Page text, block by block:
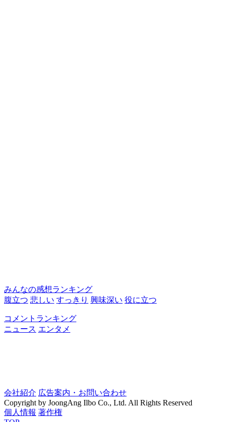
みんなの感想ランキング
腹立つ 悲しい すっきり 興味深い 役に立つ
コメントランキング
ニュース エンタメ
会社紹介 広告案内・お問い合わせ
Copyright by JoongAng Ilbo Co., Ltd. All Rights Reserved
個人情報 著作権